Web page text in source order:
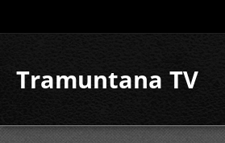
Tramuntana TV